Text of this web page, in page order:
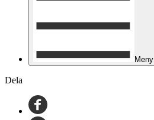
Meny
Dela